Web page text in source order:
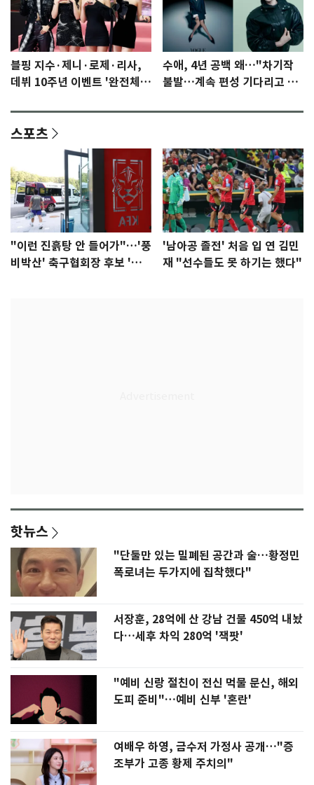
블핑 지수·제니·로제·리사,
데뷔 10주년 이벤트 '완전체'
수애, 4년 공백 왜…"차기작
불발…계속 편성 기다리고 있
스포츠
"이런 진흙탕 안 들어가"…'풍
비박산' 축구협회장 후보 '실
'남아공 졸전' 처음 입 연 김민
재 "선수들도 못 하기는 했다"
핫뉴스
"단둘만 있는 밀폐된 공간과 술…황정민
폭로녀는 두가지에 집착했다"
서장훈, 28억에 산 강남 건물 450억 내놨
다…세후 차익 280억 '잭팟'
"예비 신랑 절친이 전신 먹물 문신, 해외
도피 준비"…예비 신부 '혼란'
여배우 하영, 금수저 가정사 공개…"증
조부가 고종 황제 주치의"